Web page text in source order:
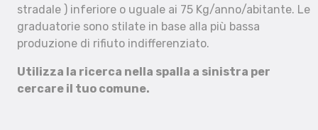
stradale ) inferiore o uguale ai 75 Kg/anno/abitante. Le
graduatorie sono stilate in base alla più bassa
produzione di rifiuto indifferenziato.
Utilizza la ricerca nella spalla a sinistra per
cercare il tuo comune.